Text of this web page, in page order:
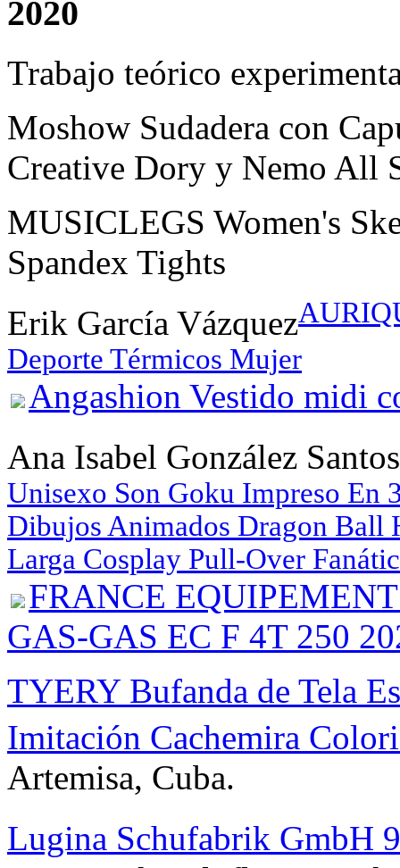
2020
Trabajo teórico
Moshow Sudadera con
Creative Dory y Nemo All
MUSICLEGS Women's
Spandex Tights
Erik García Vázquez
Deporte Térmicos Mujer
Angashion Vestido midi
Ana Isabel González Santos
Unisexo Son Goku Impreso En
Dibujos Animados Dragon Ball
Larga Cosplay Pull-Over
FRANCE
GAS-GAS EC F 4T 250
TYERY Bufanda de Tela
Imitación Cachemira
Artemisa, Cuba.
Lugina Schufabrik GmbH